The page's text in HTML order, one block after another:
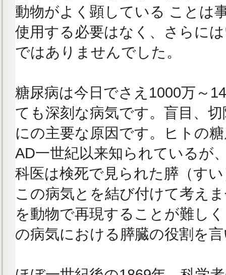
動物がよく顕している ことは
使用する必要はなく、さらに
ではありませんでした。
糖尿病は今日でさえ1000万～
ても深刻な病気です。盲目、
にの主要な原因です。ヒトの
AD一世紀以来知られているが
科医は検死で見られた膵（す
この病気とを結び付けて考え
を動物で再現することが難し
の病気における膵臓の役割を